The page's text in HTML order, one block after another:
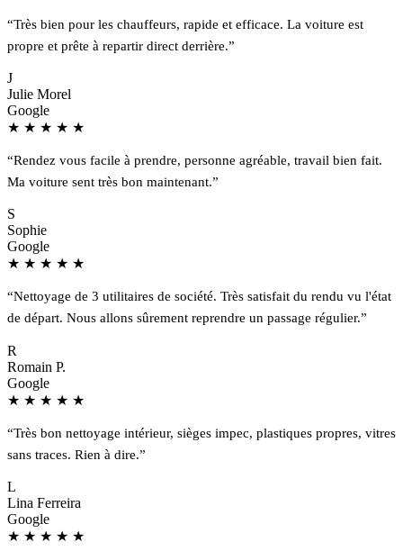
“Très bien pour les chauffeurs, rapide et efficace. La voiture est
propre et prête à repartir direct derrière.”
J
Julie Morel
Google
★ ★ ★ ★ ★
“Rendez vous facile à prendre, personne agréable, travail bien fait.
Ma voiture sent très bon maintenant.”
S
Sophie
Google
★ ★ ★ ★ ★
“Nettoyage de 3 utilitaires de société. Très satisfait du rendu vu l'état
de départ. Nous allons sûrement reprendre un passage régulier.”
R
Romain P.
Google
★ ★ ★ ★ ★
“Très bon nettoyage intérieur, sièges impec, plastiques propres, vitres
sans traces. Rien à dire.”
L
Lina Ferreira
Google
★ ★ ★ ★ ★